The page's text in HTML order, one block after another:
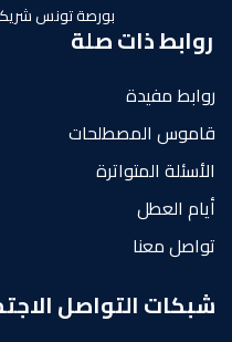
بورصة تونس
روابط ذات صلة
روابط مفيدة
قاموس المصطلحات
الأسئلة المتواترة
أيام العطل
تواصل معنا
شبكات التواصل